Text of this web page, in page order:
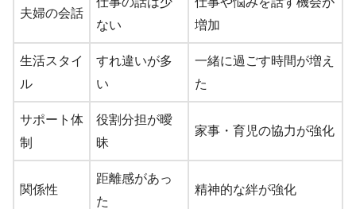
夫婦の会話
ない
増加
生活スタイ
ル
すれ違いが多
い
一緒に過ごす時間が増え
た
サポート体
制
役割分担が曖
昧
家事・育児の協力が強化
関係性
距離感があっ
た
精神的な絆が強化